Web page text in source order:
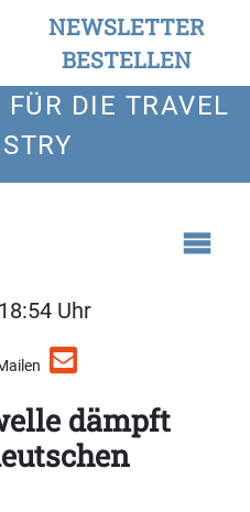
NEWSLETTER
BESTELLEN
DIE TRAVEL
Uhr
dämpft